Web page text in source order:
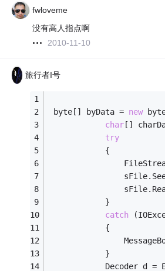
fwloveme
没有高人指点啊
2010-11-10
旅行者I号
byte[] byData = new
char []
try
            {
            }
catch
            {
            }
Decoder d =